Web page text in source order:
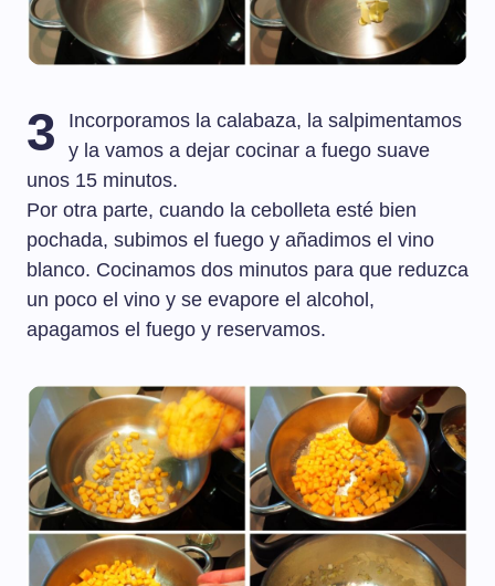
3
Incorporamos la calabaza, la salpimentamos
y la vamos a dejar cocinar a fuego suave
unos 15 minutos.
Por otra parte, cuando la cebolleta esté bien
pochada, subimos el fuego y añadimos el vino
blanco. Cocinamos dos minutos para que reduzca
un poco el vino y se evapore el alcohol,
apagamos el fuego y reservamos.